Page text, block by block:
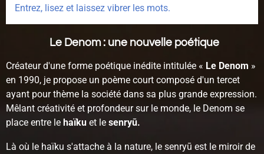
Entrez, lisez et laissez vibrer les mots.
Le Denom : une nouvelle poétique
Créateur d'une forme poétique inédite intitulée « Le Denom »
en 1990, je propose un poème court composé d'un tercet
ayant pour thème la société dans sa plus grande expression.
Mêlant créativité et profondeur sur le monde, le Denom se
place entre le haïku et le senryū.
Là où le haïku s'attache à la nature, le senryū est le miroir de